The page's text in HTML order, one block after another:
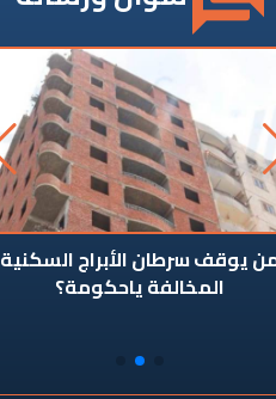
يوقف سرطان الأبراج السكنية
المخالفة ياحكومة؟